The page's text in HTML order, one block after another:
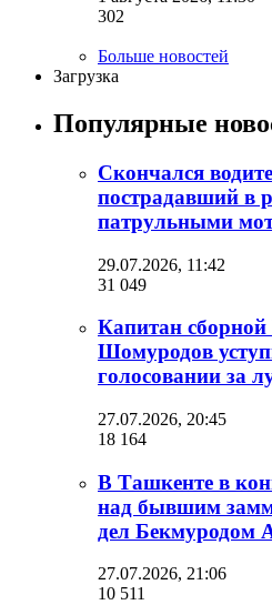
302
Больше новостей
Загрузка
Популярные
Скончался
пострадавший в
патрульными
29.07.2026, 11:42
31 049
Капитан сборной
Шомуродов
голосовании за
27.07.2026, 20:45
18 164
В Ташкенте в
над бывшим
дел Бекмуродом
27.07.2026, 21:06
10 511